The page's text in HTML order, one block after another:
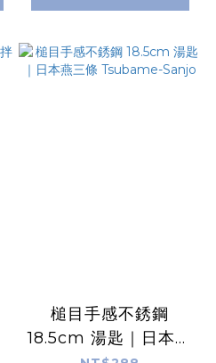
槌目手感不銹鋼
18.5cm 湯匙｜日本燕